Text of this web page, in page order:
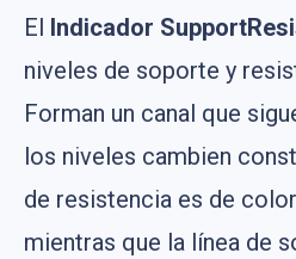
El Indicador
niveles de soporte y
Forman un canal que
los niveles cambien
de resistencia es de
mientras que la línea de